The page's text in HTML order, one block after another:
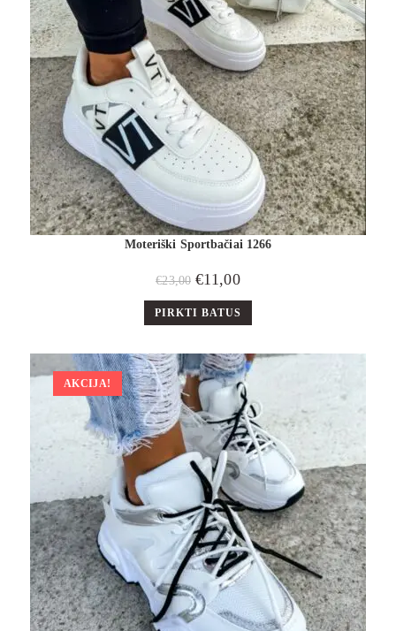
Moteriški Sportbačiai 1266
€23,00 €11,00
PIRKTI BATUS
AKCIJA!